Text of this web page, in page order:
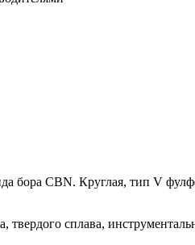
бора CBN. Круглая, тип V
твердого сплава,